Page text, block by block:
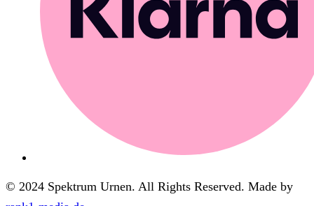
© 2024 Spektrum Urnen. All Rights Reserved. Made by